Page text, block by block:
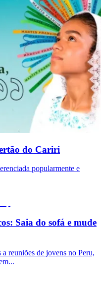
do Cariri
popularmente e
Saia do sofá e mude
reuniões de jovens no Peru,